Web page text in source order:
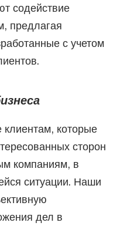
содействие
предлагая
с учетом
клиентам, которые
сторон
компаниям, в
ситуации. Наши
дел в